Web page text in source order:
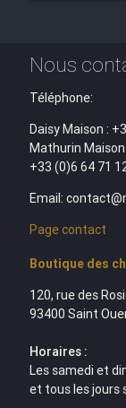
Nous
Téléphone:
Daisy Maison :
Mathurin
+33 (0)6 64 71
Email:
Page contact
Boutique des
120, rue des
93400 Saint
Horaires :
Les samedi et
et tous les jours